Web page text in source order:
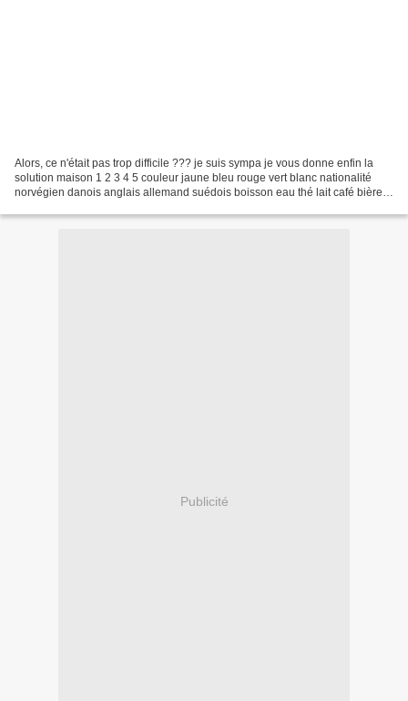
Alors, ce n'était pas trop difficile ??? je suis sympa je vous donne enfin la
solution maison 1 2 3 4 5 couleur jaune bleu rouge vert blanc nationalité
norvégien danois anglais allemand suédois boisson eau thé lait café bière
Publicité